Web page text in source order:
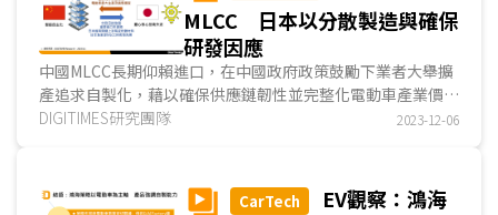
MLCC 日本以分散製造與確保
研發因應
中國MLCC長期仰賴進口，在中國政府政策鼓勵下業者大舉擴
產追求自製化，藉以確保供應鏈韌性並完整化電動車產業價值
鏈。對此，日本政府於2023年11月8日召開「第八回經....
DIGITIMES研究團隊 2023-12-06
CarTech
EV觀察：鴻海